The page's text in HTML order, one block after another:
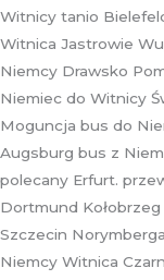
Witnicy tanio
Witnica Jastrowie
Niemcy Drawsko
Niemiec do Witnicy
Moguncja bus do
Augsburg bus z
polecany Erfurt.
Dortmund
Szczecin
Niemcy Witnica